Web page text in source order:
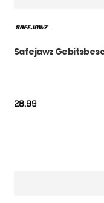
Safejawz
28.99